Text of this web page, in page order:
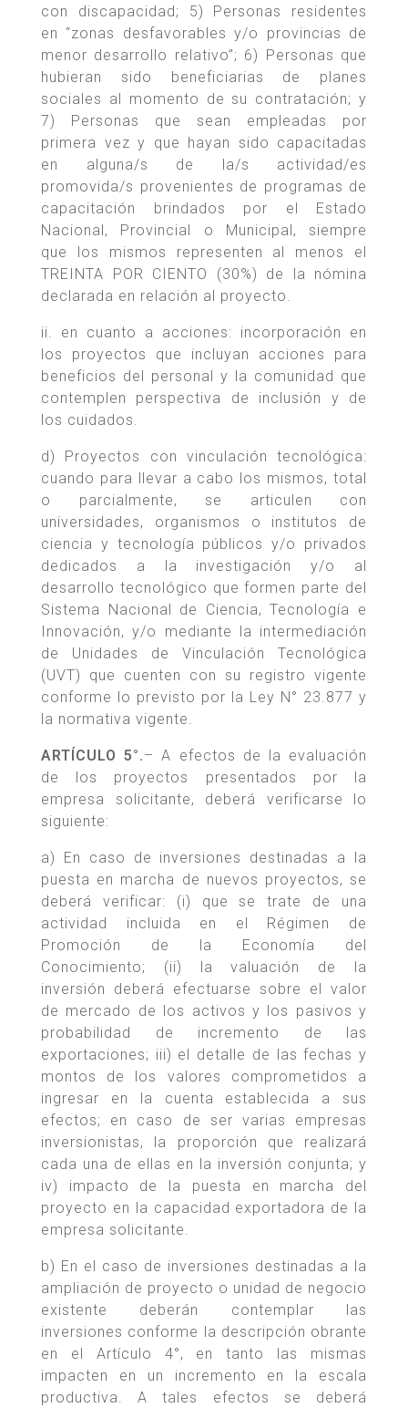
con discapacidad; 5) Personas residentes
en “zonas desfavorables y/o provincias de
menor desarrollo relativo”; 6) Personas que
hubieran sido beneficiarias de planes
sociales al momento de su contratación; y
7) Personas que sean empleadas por
primera vez y que hayan sido capacitadas
en alguna/s de la/s actividad/es
promovida/s provenientes de programas de
capacitación brindados por el Estado
Nacional, Provincial o Municipal, siempre
que los mismos representen al menos el
TREINTA POR CIENTO (30%) de la nómina
declarada en relación al proyecto.
ii. en cuanto a acciones: incorporación en
los proyectos que incluyan acciones para
beneficios del personal y la comunidad que
contemplen perspectiva de inclusión y de
los cuidados.
d) Proyectos con vinculación tecnológica:
cuando para llevar a cabo los mismos, total
o parcialmente, se articulen con
universidades, organismos o institutos de
ciencia y tecnología públicos y/o privados
dedicados a la investigación y/o al
desarrollo tecnológico que formen parte del
Sistema Nacional de Ciencia, Tecnología e
Innovación, y/o mediante la intermediación
de Unidades de Vinculación Tecnológica
(UVT) que cuenten con su registro vigente
conforme lo previsto por la Ley N° 23.877 y
la normativa vigente.
ARTÍCULO 5°.– A efectos de la evaluación
de los proyectos presentados por la
empresa solicitante, deberá verificarse lo
siguiente:
a) En caso de inversiones destinadas a la
puesta en marcha de nuevos proyectos, se
deberá verificar: (i) que se trate de una
actividad incluida en el Régimen de
Promoción de la Economía del
Conocimiento; (ii) la valuación de la
inversión deberá efectuarse sobre el valor
de mercado de los activos y los pasivos y
probabilidad de incremento de las
exportaciones; iii) el detalle de las fechas y
montos de los valores comprometidos a
ingresar en la cuenta establecida a sus
efectos; en caso de ser varias empresas
inversionistas, la proporción que realizará
cada una de ellas en la inversión conjunta; y
iv) impacto de la puesta en marcha del
proyecto en la capacidad exportadora de la
empresa solicitante.
b) En el caso de inversiones destinadas a la
ampliación de proyecto o unidad de negocio
existente deberán contemplar las
inversiones conforme la descripción obrante
en el Artículo 4°, en tanto las mismas
impacten en un incremento en la escala
productiva. A tales efectos se deberá